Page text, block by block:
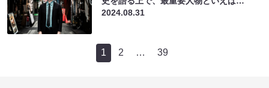
2024.08.31
1 2 … 39